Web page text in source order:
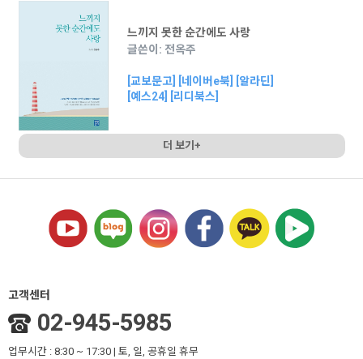
느끼지 못한 순간에도 사랑
글쓴이: 전옥주
[교보문고] [네이버e북]
[알라딘]
[예스24]
[리디북스]
더 보기+
고객센터
02-945-5985
업무시간 : 8:30 ~ 17:30 | 토, 일, 공휴일 휴무